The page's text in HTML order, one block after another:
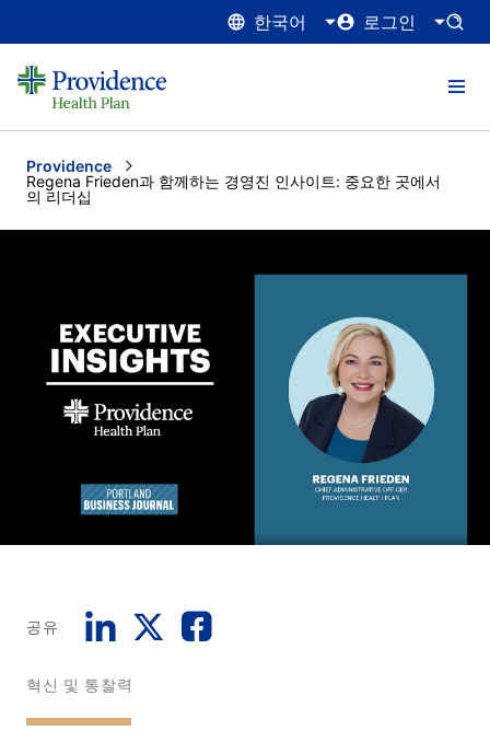
한국어 로그인
Providence
Current:
Regena Frieden과 함께하는 경영진 인사이트: 중요한 곳에서
의 리더십
공유
혁신 및 통찰력